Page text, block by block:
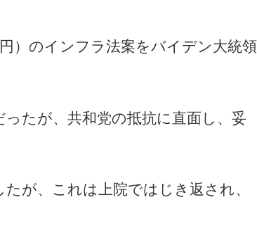
）のインフラ法案をバイデン大統領
たが、共和党の抵抗に直面し、妥
が、これは上院ではじき返され、